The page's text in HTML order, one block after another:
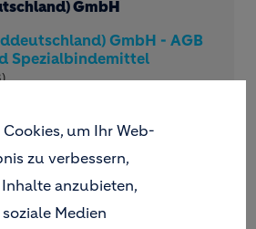
GmbH
GmbH - AGB
Spezialbindemittel
der
Beton GmbH
um Ihr Web-
zu verbessern,
anzubieten,
Medien